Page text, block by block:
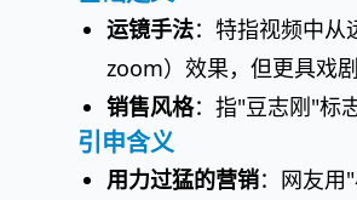
运镜手法：特指视频中
zoom）效果，但更具戏
销售风格：指"豆志刚"标
引申含义
用力过猛的营销：网友用